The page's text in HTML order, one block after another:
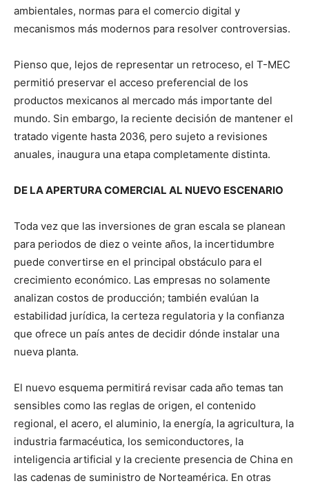
ambientales, normas para el comercio digital y
mecanismos más modernos para resolver controversias.
Pienso que, lejos de representar un retroceso, el T-MEC
permitió preservar el acceso preferencial de los
productos mexicanos al mercado más importante del
mundo. Sin embargo, la reciente decisión de mantener el
tratado vigente hasta 2036, pero sujeto a revisiones
anuales, inaugura una etapa completamente distinta.
DE LA APERTURA COMERCIAL AL NUEVO ESCENARIO
Toda vez que las inversiones de gran escala se planean
para periodos de diez o veinte años, la incertidumbre
puede convertirse en el principal obstáculo para el
crecimiento económico. Las empresas no solamente
analizan costos de producción; también evalúan la
estabilidad jurídica, la certeza regulatoria y la confianza
que ofrece un país antes de decidir dónde instalar una
nueva planta.
El nuevo esquema permitirá revisar cada año temas tan
sensibles como las reglas de origen, el contenido
regional, el acero, el aluminio, la energía, la agricultura, la
industria farmacéutica, los semiconductores, la
inteligencia artificial y la creciente presencia de China en
las cadenas de suministro de Norteamérica. En otras